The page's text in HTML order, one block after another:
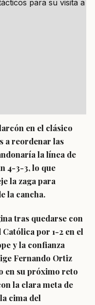
en el clásico
a reordenar las
la línea de
4-3-3, lo que
la zaga para
la cancha.
tras quedarse con
por 1-2 en el
y la confianza
Fernando Ortiz
en su próximo reto
la clara meta de
cima del